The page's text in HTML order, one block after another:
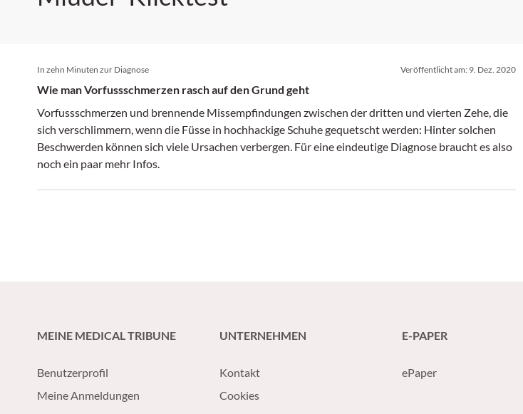
In zehn Minuten zur Diagnose Veröffentlicht am: 9. Dez. 2020
Wie man Vorfussschmerzen rasch auf den Grund geht
Vorfussschmerzen und brennende Missempfindungen zwischen der dritten und vierten Zehe, die
sich verschlimmern, wenn die Füsse in hochhackige Schuhe gequetscht werden: Hinter solchen
Beschwerden können sich viele Ursachen verbergen. Für eine eindeutige Diagnose braucht es also
noch ein paar mehr Infos.
MEINE MEDICAL TRIBUNE
Benutzerprofil
Meine Anmeldungen
UNTERNEHMEN
Kontakt
Cookies
E-PAPER
ePaper